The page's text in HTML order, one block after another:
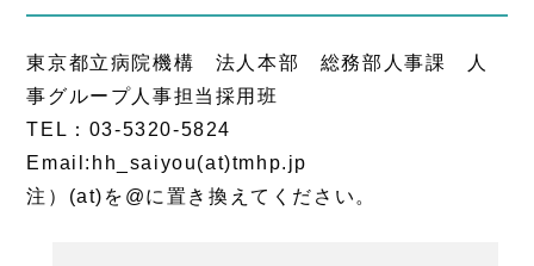
東京都立病院機構 法人本部 総務部人事課 人
事グループ人事担当採用班
TEL：03-5320-5824
Email:hh_saiyou(at)tmhp.jp
注）(at)を@に置き換えてください。